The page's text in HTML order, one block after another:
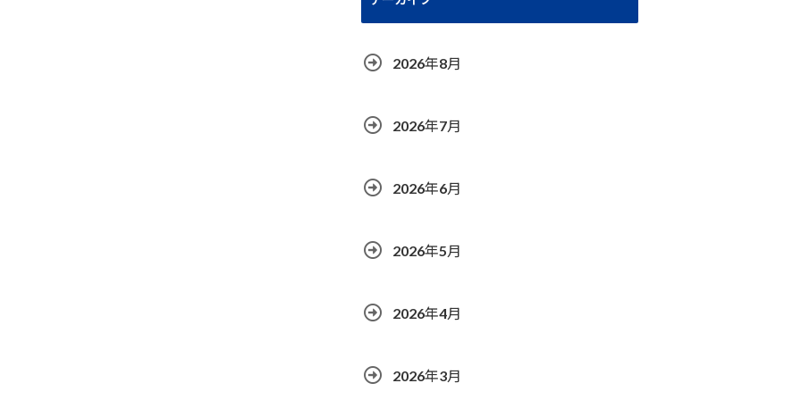
2026年8月
2026年7月
2026年6月
2026年5月
2026年4月
2026年3月